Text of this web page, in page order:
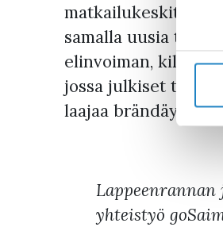
samalla uusia
elinvoiman,
jossa julkiset
laajaa brändäystä
yhteistyö